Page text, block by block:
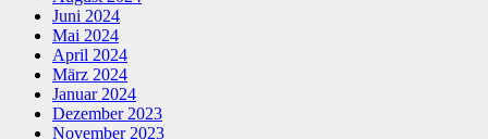
Juni 2024
Mai 2024
April 2024
März 2024
Januar 2024
Dezember 2023
November 2023